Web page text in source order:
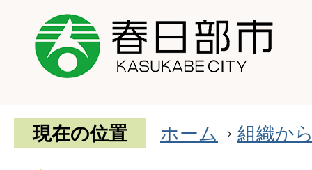
現在の位置 ホーム 組織か